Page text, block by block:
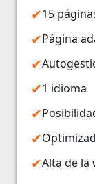
15
Página
1 idioma
Alta de la